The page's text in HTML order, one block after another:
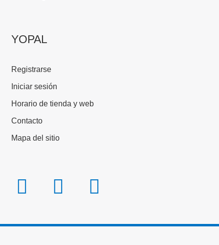
YOPAL
Registrarse
Iniciar sesión
Horario de tienda y web
Contacto
Mapa del sitio